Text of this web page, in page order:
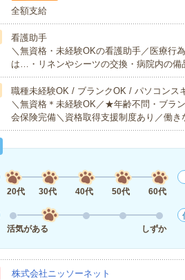
全額支給
看護助手
＼無資格・未経験OKの看護助手／医療行
は…・リネンやシーツの交換・病院内の
職種未経験OK / ブランクOK / パソコンス
＼無資格＊未経験OK／★年齢不問・ブラ
会保険完備＼資格取得支援制度あり／働
20代
30代 40代 50代 60代
活気がある
しずか
株式会社ニッソーネット